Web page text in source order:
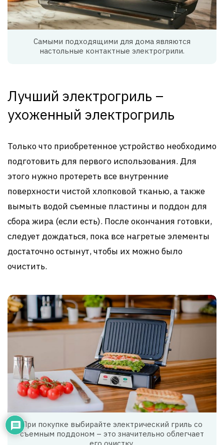
Самыми подходящими для дома являются
настольные контактные электрогрили.
Лучший электрогриль –
ухоженный электрогриль
Только что приобретенное устройство необходимо
подготовить для первого использования. Для
этого нужно протереть все внутренние
поверхности чистой хлопковой тканью, а также
вымыть водой съемные пластины и поддон для
сбора жира (если есть). После окончания готовки,
следует дождаться, пока все нагретые элементы
достаточно остынут, чтобы их можно было
очистить.
При покупке выбирайте электрический гриль со
съемным поддоном – это значительно облегчает